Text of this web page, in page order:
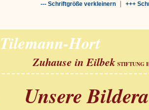
--- Schriftgröße verkleinern| +++
Tilemann-Hort
Zuhause in Eilbek STIFTUNG
Unsere